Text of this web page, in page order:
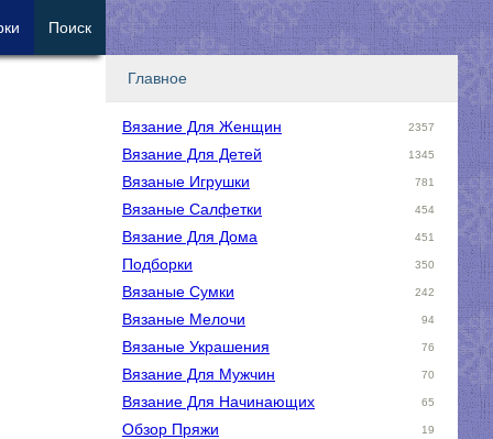
Главное
Вязание Для Женщин 2357
Вязание Для Детей 1345
Вязаные Игрушки 781
Вязаные Салфетки 454
Вязание Для Дома 451
Подборки 350
Вязаные Сумки 242
Вязаные Мелочи 94
Вязаные Украшения 76
Вязание Для Мужчин 70
Вязание Для Начинающих 65
Обзор Пряжи 19
Поиск